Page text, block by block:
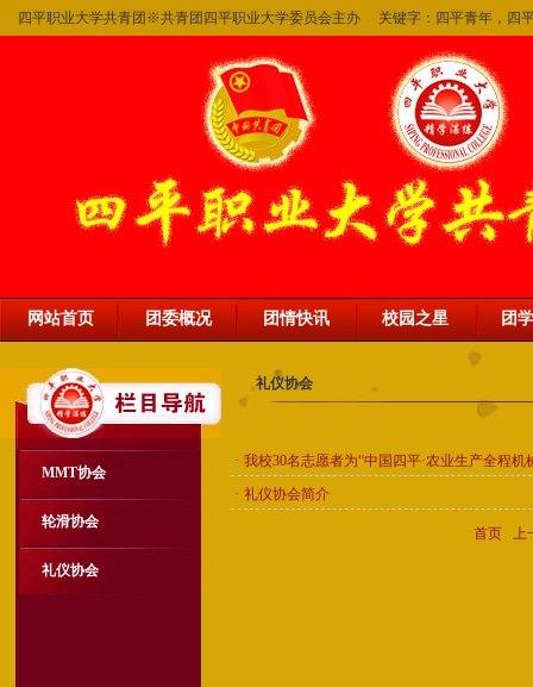
四平职业大学共青团※共青团四平职业大学委员会主办 关键字：四平青年，四
网站首页 团委概况 团情快讯 校园之星 团
MMT协会
轮滑协会
礼仪协会
礼仪协会
· 我校30名志愿者为“中国四平·农业生产全程机
· 礼仪协会简介
首页 上